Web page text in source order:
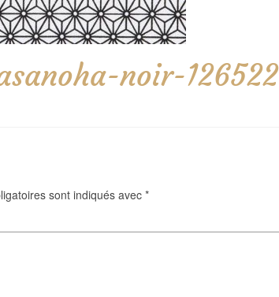
noir-126522
sont indiqués avec*